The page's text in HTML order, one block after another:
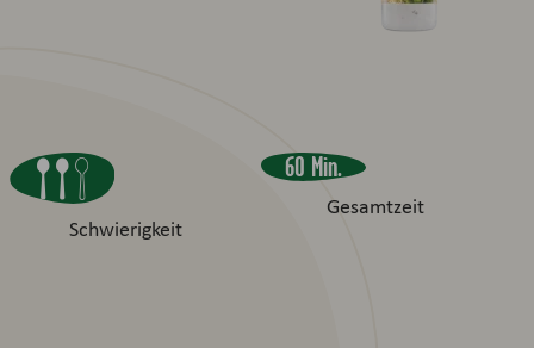
Schwierigkeit
60 Min.
Gesamtzeit